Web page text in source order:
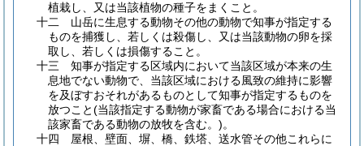
植栽し、又は当該植物の種子をまくこと。
十二
山岳に生息する動物その他の動物で知事が指定する
ものを捕獲し、若しくは殺傷し、又は当該動物の卵を採
取し、若しくは損傷すること。
十三
知事が指定する区域内において当該区域が本来の生
息地でない動物で、当該区域における風致の維持に影響
を及ぼすおそれがあるものとして知事が指定するものを
放つこと(当該指定する動物が家畜である場合における当
該家畜である動物の放牧を含む。)。
十四
屋根、壁面、塀、橋、鉄塔、送水管その他これらに